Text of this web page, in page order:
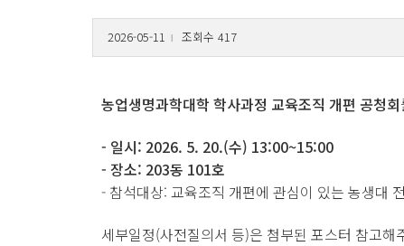
2026-05-11 l 조회수 417
농업생명과학대학 학사과정 교육조직 개편 공청회
- 일시: 2026. 5. 20.(수) 13:00~15:00
- 장소: 203동 101호
- 참석대상: 교육조직 개편에 관심이 있는 농생대
세부일정(사전질의서 등)은 첨부된 포스터 참고해